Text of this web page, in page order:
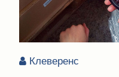
Клеверенс